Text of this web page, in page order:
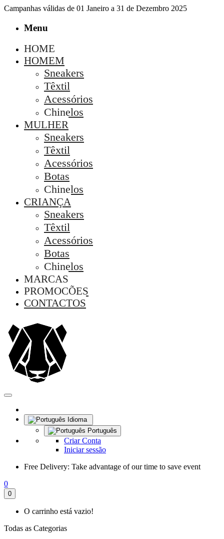
Campanhas válidas de 01 Janeiro a 31 de Dezembro 2025
Menu
HOME
HOMEM
Sneakers
Têxtil
Acessórios
Chinelos
MULHER
Sneakers
Têxtil
Acessórios
Botas
Chinelos
CRIANÇA
Sneakers
Têxtil
Acessórios
Botas
Chinelos
MARCAS
PROMOÇÕES
CONTACTOS
Idioma
Português
Criar Conta
Iniciar sessão
Free Delivery: Take advantage of our time to save event
0
0
O carrinho está vazio!
Todas as Categorias